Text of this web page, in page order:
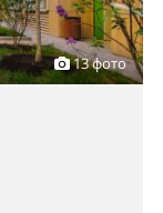
13 фото